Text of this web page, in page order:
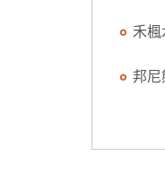
禾楓
邦尼